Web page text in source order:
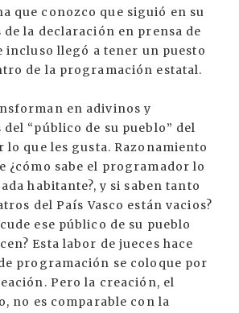
que conozco que siguió en su
de la declaración en prensa de
incluso llegó a tener un puesto
de la programación estatal.
en adivinos y
“público de su pueblo” del
lo que les gusta. Razonamiento
¿cómo sabe el programador lo
habitante?, y si saben tanto
del País Vasco están vacios?
ese público de su pueblo
Esta labor de jueces hace
programación se coloque por
Pero la creación, el
no es comparable con la